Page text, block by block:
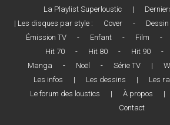
La Playlist Superloustic
|
| Les disques par style :
Cover -
Émission TV
- Enfant - Film -
Hit 70
- Hit 80 - Hit 90 -
Manga
- Noël - Série TV |
Les infos
| Les dessins | Les
Le forum des loustics
| À propos |
Contact